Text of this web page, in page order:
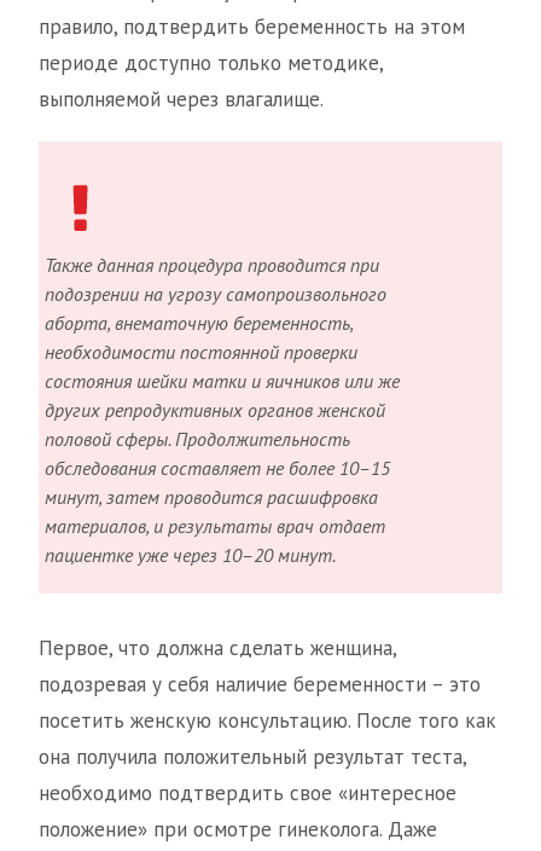
правило, подтвердить беременность на этом
периоде доступно только методике,
выполняемой через влагалище.
Также данная процедура проводится при
подозрении на угрозу самопроизвольного
аборта, внематочную беременность,
необходимости постоянной проверки
состояния шейки матки и яичников или же
других репродуктивных органов женской
половой сферы. Продолжительность
обследования составляет не более 10–15
минут, затем проводится расшифровка
материалов, и результаты врач отдает
пациентке уже через 10–20 минут.
Первое, что должна сделать женщина,
подозревая у себя наличие беременности – это
посетить женскую консультацию. После того как
она получила положительный результат теста,
необходимо подтвердить свое «интересное
положение» при осмотре гинеколога. Даже